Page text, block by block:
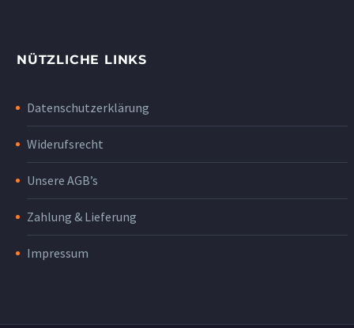
NÜTZLICHE LINKS
Datenschutzerklärung
Widerufsrecht
Unsere AGB’s
Zahlung & Lieferung
Impressum